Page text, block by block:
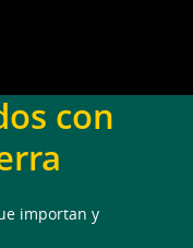
con
importan y